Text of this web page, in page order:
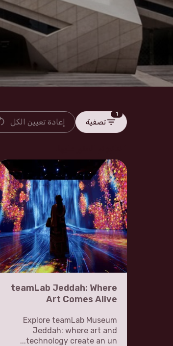
1
تصفية إعادة تعيين الكل
teamLab Jeddah: Where
Art Comes Alive
Explore teamLab Museum
Jeddah: where art and
technology create an un...